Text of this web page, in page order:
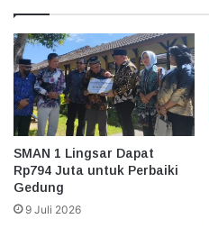
SMAN 1 Lingsar Dapat
Rp794 Juta untuk Perbaiki
Gedung
9 Juli 2026